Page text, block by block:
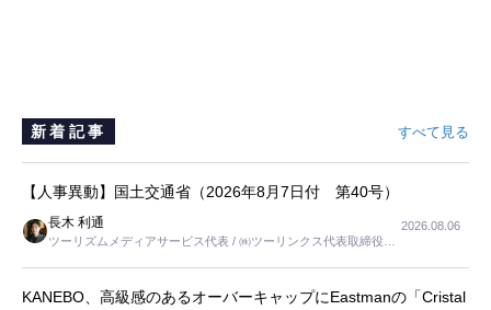
新着記事 すべて見る
【人事異動】国土交通省（2026年8月7日付 第40号）
長木 利通
ツーリズムメディアサービス代表 / ㈱ツーリンクス代表取締役社
2026.08.06
KANEBO、高級感のあるオーバーキャップにEastmanの「Cristal